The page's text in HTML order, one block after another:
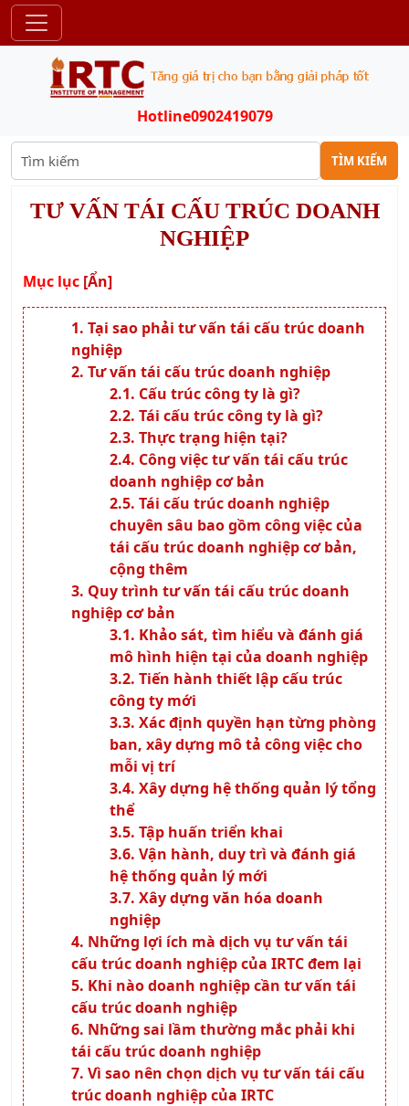
Hotline0902419079
TÌM KIẾM
TƯ VẤN TÁI CẤU TRÚC DOANH
NGHIỆP
Mục lục [Ẩn]
Tại sao phải tư vấn tái cấu trúc doanh
nghiệp
Tư vấn tái cấu trúc doanh nghiệp
Cấu trúc công ty là gì?
Tái cấu trúc công ty là gì?
Thực trạng hiện tại?
Công việc tư vấn tái cấu trúc
doanh nghiệp cơ bản
Tái cấu trúc doanh nghiệp
chuyên sâu bao gồm công việc của
tái cấu trúc doanh nghiệp cơ bản,
cộng thêm
Quy trình tư vấn tái cấu trúc doanh
nghiệp cơ bản
Khảo sát, tìm hiểu và đánh giá
mô hình hiện tại của doanh nghiệp
Tiến hành thiết lập cấu trúc
công ty mới
Xác định quyền hạn từng phòng
ban, xây dựng mô tả công việc cho
mỗi vị trí
Xây dựng hệ thống quản lý tổng
thể
Tập huấn triển khai
Vận hành, duy trì và đánh giá
hệ thống quản lý mới
Xây dựng văn hóa doanh
nghiệp
Những lợi ích mà dịch vụ tư vấn tái
cấu trúc doanh nghiệp của IRTC đem lại
Khi nào doanh nghiệp cần tư vấn tái
cấu trúc doanh nghiệp
Những sai lầm thường mắc phải khi
tái cấu trúc doanh nghiệp
Vì sao nên chọn dịch vụ tư vấn tái cấu
trúc doanh nghiệp của IRTC